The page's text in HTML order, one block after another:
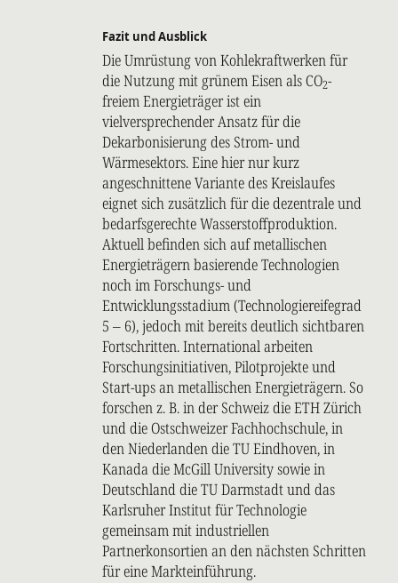
Fazit und Ausblick
Die Umrüstung von Kohlekraftwerken für
die Nutzung mit grünem Eisen als CO2-
freiem Energieträger ist ein
vielversprechender Ansatz für die
Dekarbonisierung des Strom- und
Wärmesektors. Eine hier nur kurz
angeschnittene Variante des Kreislaufes
eignet sich zusätzlich für die dezentrale und
bedarfsgerechte Wasserstoffproduktion.
Aktuell befinden sich auf metallischen
Energieträgern basierende Technologien
noch im Forschungs- und
Entwicklungsstadium (Technologiereifegrad
5 – 6), jedoch mit bereits deutlich sichtbaren
Fortschritten. International arbeiten
Forschungsinitiativen, Pilotprojekte und
Start-ups an metallischen Energieträgern. So
forschen z. B. in der Schweiz die ETH Zürich
und die Ostschweizer Fachhochschule, in
den Niederlanden die TU Eindhoven, in
Kanada die McGill University sowie in
Deutschland die TU Darmstadt und das
Karlsruher Institut für Technologie
gemeinsam mit industriellen
Partnerkonsortien an den nächsten Schritten
für eine Markteinführung.